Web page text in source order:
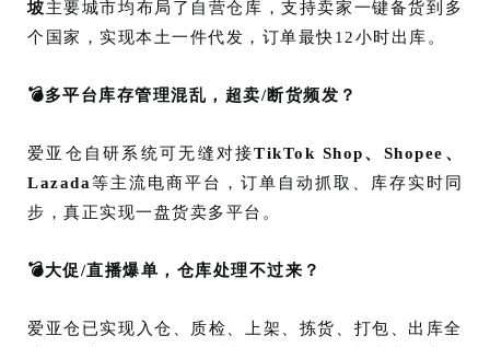
坡主要城市均布局了自营仓库，支持卖家一键备货到多
个国家，实现本土一件代发，订单最快12小时出库。
💣多平台库存管理混乱，超卖/断货频发？
爱亚仓自研系统可无缝对接TikTok Shop、Shopee、
Lazada等主流电商平台，订单自动抓取、库存实时同
步，真正实现一盘货卖多平台。
💣大促/直播爆单，仓库处理不过来？
爱亚仓已实现入仓、质检、上架、拣货、打包、出库全